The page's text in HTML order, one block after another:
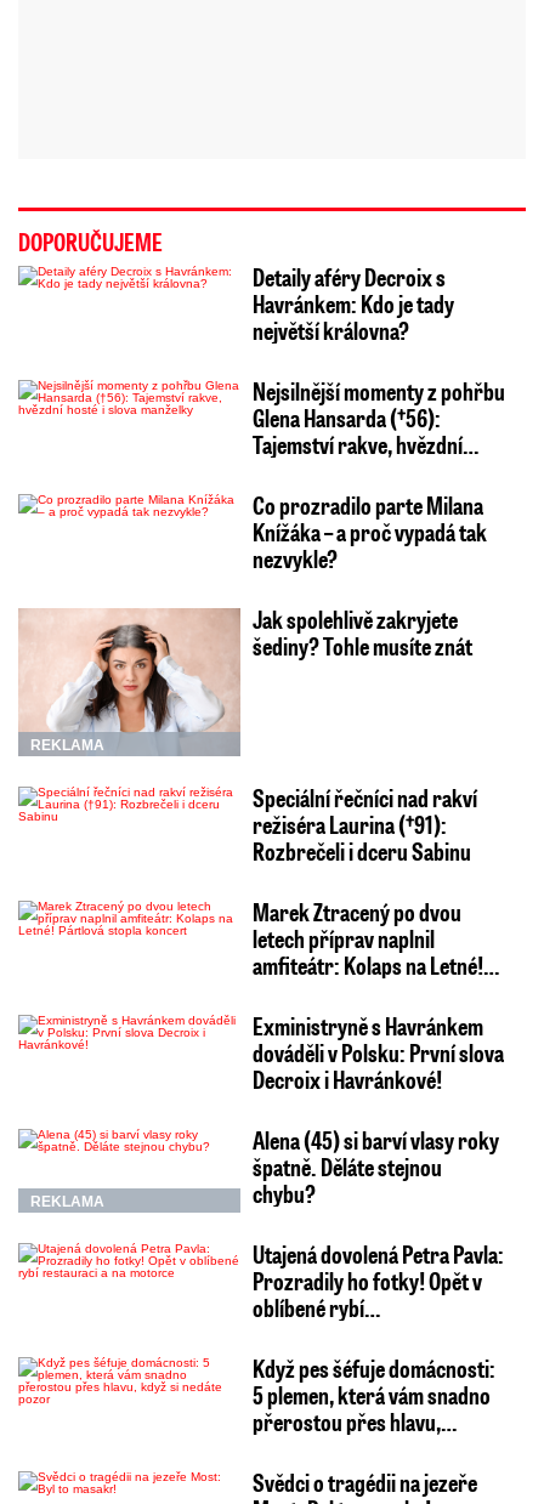
DOPORUČUJEME
Detaily aféry Decroix s
Havránkem: Kdo je tady
největší královna?
Nejsilnější momenty z pohřbu
Glena Hansarda (†56):
Tajemství rakve, hvězdní…
Co prozradilo parte Milana
Knížáka – a proč vypadá tak
nezvykle?
REKLAMA
Jak spolehlivě zakryjete
šediny? Tohle musíte znát
Speciální řečníci nad rakví
režiséra Laurina (†91):
Rozbrečeli i dceru Sabinu
Marek Ztracený po dvou
letech příprav naplnil
amfiteátr: Kolaps na Letné!…
Exministryně s Havránkem
dováděli v Polsku: První slova
Decroix i Havránkové!
REKLAMA
Alena (45) si barví vlasy roky
špatně. Děláte stejnou
chybu?
Utajená dovolená Petra Pavla:
Prozradily ho fotky! Opět v
oblíbené rybí…
Když pes šéfuje domácnosti:
5 plemen, která vám snadno
přerostou přes hlavu,…
Svědci o tragédii na jezeře